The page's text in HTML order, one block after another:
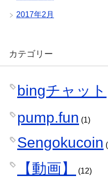
2017年2月
カテゴリー
bingチャット
pump.fun (1)
Sengokucoin
【動画】 (12)